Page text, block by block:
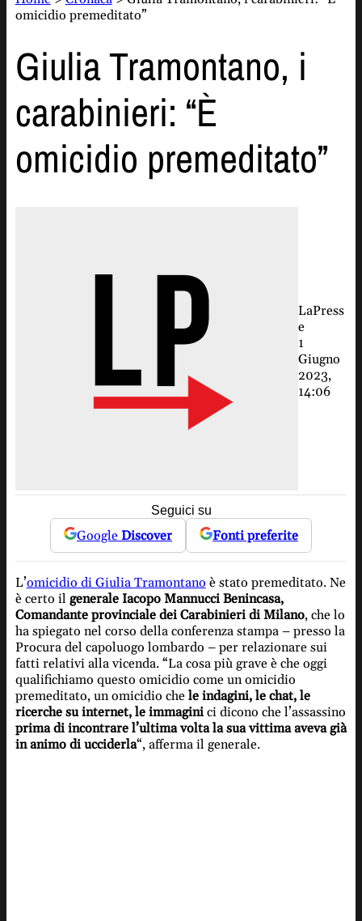
omicidio premeditato”
Giulia Tramontano, i
carabinieri: “È
omicidio premeditato”
LaPress
e
1
Giugno
2023,
14:06
Seguici su
Google Discover Fonti preferite
L’omicidio di Giulia Tramontano è stato premeditato. Ne
è certo il generale Iacopo Mannucci Benincasa,
Comandante provinciale dei Carabinieri di Milano, che lo
ha spiegato nel corso della conferenza stampa – presso la
Procura del capoluogo lombardo – per relazionare sui
fatti relativi alla vicenda. “La cosa più grave è che oggi
qualifichiamo questo omicidio come un omicidio
premeditato, un omicidio che le indagini, le chat, le
ricerche su internet, le immaginici dicono che l’assassino
prima di incontrare l’ultima volta la sua vittima aveva già
in animo di ucciderla“, afferma il generale.